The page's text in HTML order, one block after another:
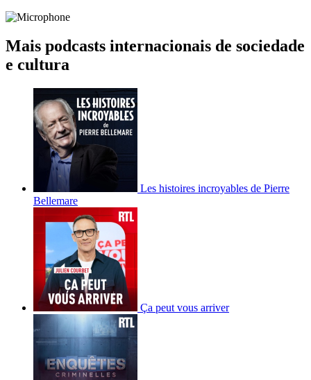
Mais podcasts internacionais de sociedade
e cultura
Les histoires incroyables de Pierre
Bellemare
Ça peut vous arriver